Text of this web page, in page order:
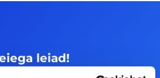
leiad!